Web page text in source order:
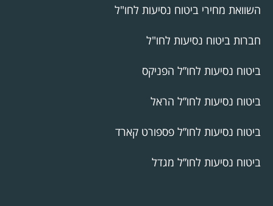
השוואת מחירי ביטוח נסיעות לחו"ל
חברות ביטוח נסיעות לחו"ל
ביטוח נסיעות לחו”ל הפניקס
ביטוח נסיעות לחו”ל הראל
ביטוח נסיעות לחו”ל פספורט קארד
ביטוח נסיעות לחו”ל מגדל